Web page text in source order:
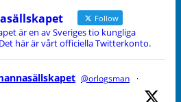
Follow
är en av Sveriges tio kungliga
här är vårt officiella Twitterkonto.
@orlogsman
·